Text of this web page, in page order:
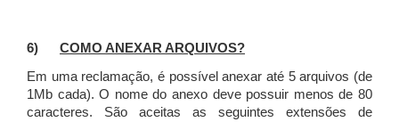
6) COMO ANEXAR ARQUIVOS?
Em uma reclamação, é possível anexar até 5 arquivos (de
1Mb cada). O nome do anexo deve possuir menos de 80
caracteres. São aceitas as seguintes extensões de